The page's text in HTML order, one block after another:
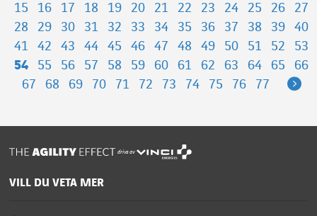
15
16 17 18 19 20 21 22 23 24 25 26
27
28
29 30 31 32 33 34 35 36 37 38 39
40
41
42 43 44 45 46 47 48 49 50 51 52
53
54
55 56 57 58 59 60 61 62 63 64 65
66
67
68 69 70 71 72 73 74 75 76 77
drivs av
VILL DU VETA MER